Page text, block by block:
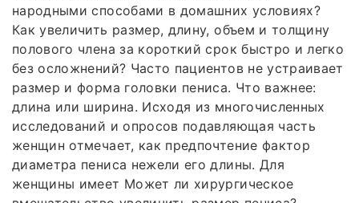
народными способами в домашних условиях?
Как увеличить размер, длину, объем и толщину
полового члена за короткий срок быстро и легко
без осложнений? Часто пациентов не устраивает
размер и форма головки пениса. Что важнее:
длина или ширина. Исходя из многочисленных
исследований и опросов подавляющая часть
женщин отмечает, как предпочтение фактор
диаметра пениса нежели его длины. Для
женщины имеет Может ли хирургическое